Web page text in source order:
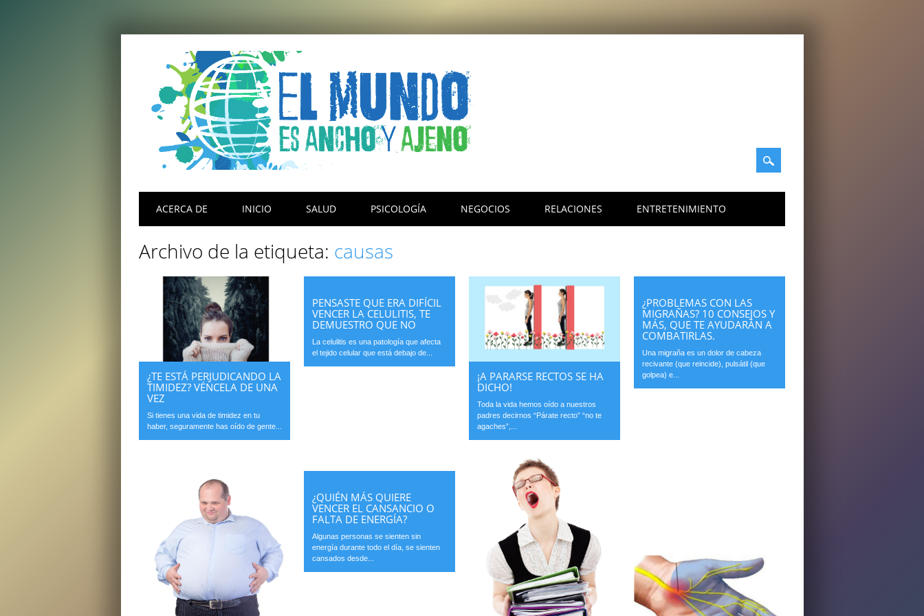
Menú principal
ACERCA DE INICIO SALUD PSICOLOGÍA NEGOCIOS RELACIONES ENTRETENIMIENTO
Archivo de la etiqueta: causas
¿TE ESTÁ PERJUDICANDO LA
TIMIDEZ? VÉNCELA DE UNA
VEZ
Si tienes una vida de timidez en tu
haber, seguramente has oído de gente...
PENSASTE QUE ERA DIFÍCIL
VENCER LA CELULITIS, TE
DEMUESTRO QUE NO
La celulitis es una patología que afecta
el tejido celular que está debajo de...
¡A PARARSE RECTOS SE HA
DICHO!
Toda la vida hemos oído a nuestros
padres decirnos “Párate recto” “no te
agaches”,...
¿PROBLEMAS CON LAS
MIGRAÑAS? 10 CONSEJOS Y
MÁS, QUE TE AYUDARÁN A
COMBATIRLAS.
Una migraña es un dolor de cabeza
recivante (que reincide), pulsátil (que
golpea) e...
¿QUIÉN MÁS QUIERE
VENCER EL CANSANCIO O
FALTA DE ENERGÍA?
Algunas personas se sienten sin
energía durante todo el día, se sienten
cansados desde...